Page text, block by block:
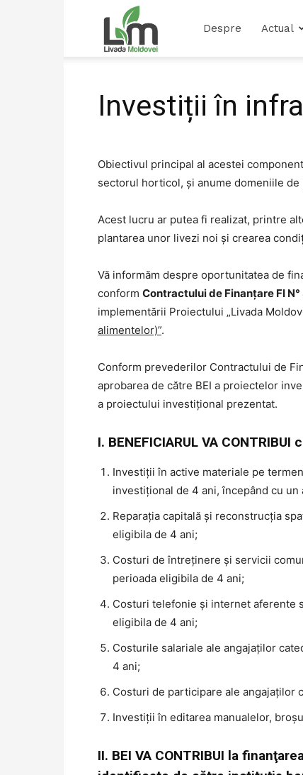
Despre Actual
Investiții în
Obiectivul principal al acestei
sectorul horticol, și anume domeniile
Acest lucru ar putea fi realizat, printre
plantarea unor livezi noi și crearea
Vă informăm despre oportunitatea de
conform Contractului de Finanțare FI
implementării Proiectului „Livada
alimentelor)”.
Conform prevederilor Contractului de
aprobarea de către BEI a proiectelor
a proiectului investițional prezentat.
I. BENEFICIARUL VA
Investiții în active materiale pe
investițional de 4 ani, începând cu
Reparația capitală și reconstrucția
eligibila de 4 ani;
Costuri de întreținere și servicii
perioada eligibila de 4 ani;
Costuri telefonie și internet aferente
eligibila de 4 ani;
Costurile salariale ale angajaților
4 ani;
Costuri de participare ale angajaților
Investiții în editarea manualelor,
II. BEI VA CONTRIBUI la